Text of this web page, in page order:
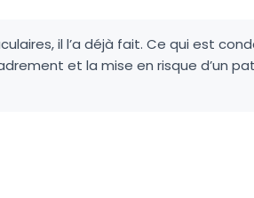
il l’a déjà fait. Ce qui est
et la mise en risque d’un